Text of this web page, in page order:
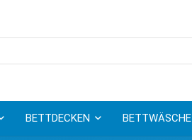
BETTDECKEN BETTWÄSCHE